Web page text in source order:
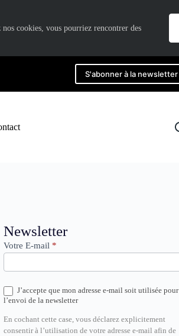
S'abonner à la newsletter
Newsletter
Newsletter
Votre E-mail *
J’accepte que mon adresse e-mail soit utilisée pour
l’envoi de la newsletter
En cochant cette case, vous déclarez explicitement
consentir à l’utilisation de votre adresse e-mail afin de
cookies, vous pourriez rencontrer des